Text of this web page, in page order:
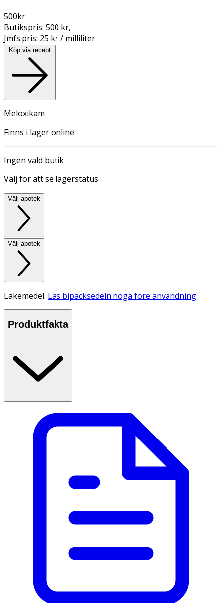
500kr
Butikspris: 500 kr,
Jmfs.pris: 25 kr / milliliter
Köp via recept
Meloxikam
Finns i lager online
Ingen vald butik
Välj för att se lagerstatus
Välj apotek
Välj apotek
Läkemedel. Läs bipacksedeln noga före användning
Produktfakta